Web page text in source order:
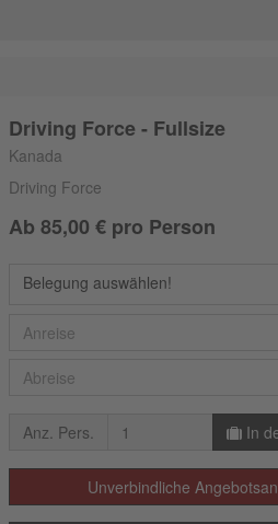
Driving Force - Fullsize
Kanada
Driving Force
Ab 85,00 € pro Person
Belegung auswählen!
Anz. Pers. In
Unverbindliche